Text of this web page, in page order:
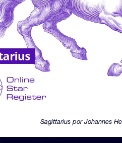
Sagittarius por Johannes